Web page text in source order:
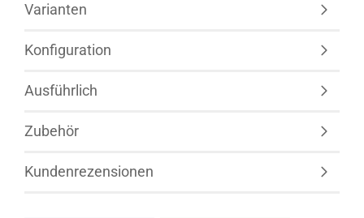
Varianten
Konfiguration
Ausführlich
Zubehör
Kundenrezensionen